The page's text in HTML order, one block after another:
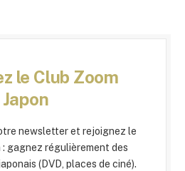
le Club Zoom
Japon
newsletter et rejoignez le
: gagnez régulièrement des
(DVD, places de ciné).